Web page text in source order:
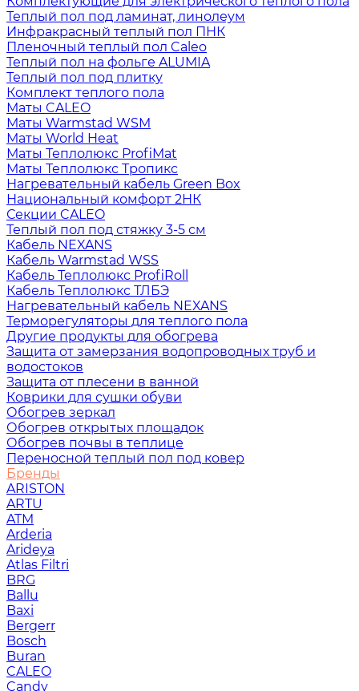
Теплый пол под ламинат, линолеум
Инфракрасный теплый пол ПНК
Пленочный теплый пол Caleo
Теплый пол на фольге ALUMIA
Теплый пол под плитку
Комплект теплого пола
Маты CALEO
Маты Warmstad WSM
Маты World Heat
Маты Теплолюкс ProfiMat
Маты Теплолюкс Тропикс
Нагревательный кабель Green Box
Национальный комфорт 2НК
Секции CALEO
Теплый пол под стяжку 3-5 см
Кабель NEXANS
Кабель Warmstad WSS
Кабель Теплолюкс ProfiRoll
Кабель Теплолюкс ТЛБЭ
Нагревательный кабель NEXANS
Терморегуляторы для теплого пола
Другие продукты для обогрева
Защита от замерзания водопроводных труб и
водостоков
Защита от плесени в ванной
Коврики для сушки обуви
Обогрев зеркал
Обогрев открытых площадок
Обогрев почвы в теплице
Переносной теплый пол под ковер
Бренды
ARISTON
ARTU
ATM
Arderia
Arideya
Atlas Filtri
BRG
Ballu
Baxi
Bergerr
Bosch
Buran
CALEO
Candy